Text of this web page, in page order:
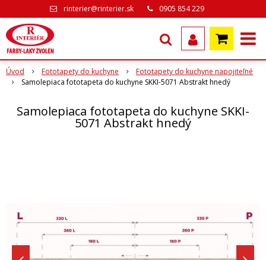
rinterier@rinterier.sk 0905 854 229
Úvod Fototapety do kuchyne
Fototapety do kuchyne napojiteľné
Samolepiaca fototapeta do kuchyne SKKI-5071 Abstrakt hnedý
Samolepiaca fototapeta do kuchyne SKKI-
5071 Abstrakt hnedý